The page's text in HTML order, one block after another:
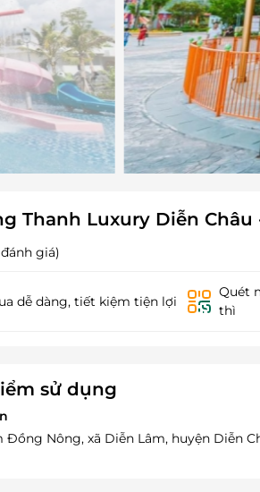
Thanh Luxury Diễn
đánh giá)
dễ dàng, tiết kiệm tiện lợi
Quét
thì
sử dụng
Đồng Nông, xã Diễn Lâm, huyện Diễn